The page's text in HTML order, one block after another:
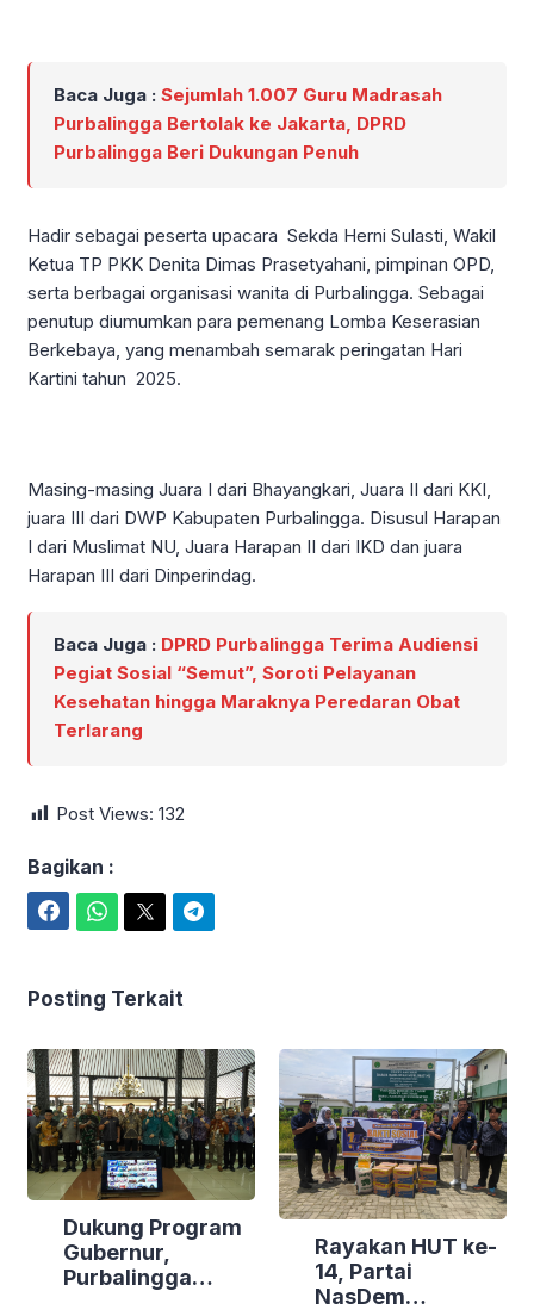
Baca Juga : Sejumlah 1.007 Guru Madrasah
Purbalingga Bertolak ke Jakarta, DPRD
Purbalingga Beri Dukungan Penuh
Hadir sebagai peserta upacara Sekda Herni Sulasti, Wakil
Ketua TP PKK Denita Dimas Prasetyahani, pimpinan OPD,
serta berbagai organisasi wanita di Purbalingga. Sebagai
penutup diumumkan para pemenang Lomba Keserasian
Berkebaya, yang menambah semarak peringatan Hari
Kartini tahun 2025.
Masing-masing Juara I dari Bhayangkari, Juara II dari KKI,
juara III dari DWP Kabupaten Purbalingga. Disusul Harapan
I dari Muslimat NU, Juara Harapan II dari IKD dan juara
Harapan III dari Dinperindag.
Baca Juga : DPRD Purbalingga Terima Audiensi
Pegiat Sosial “Semut”, Soroti Pelayanan
Kesehatan hingga Maraknya Peredaran Obat
Terlarang
Post Views: 132
Bagikan :
Posting Terkait
Dukung Program
Gubernur,
Purbalingga
Rayakan HUT ke-
14, Partai
NasDem